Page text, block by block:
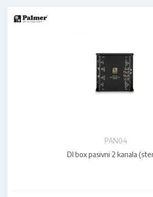
PAN04
DI box pasivni 2 kanala